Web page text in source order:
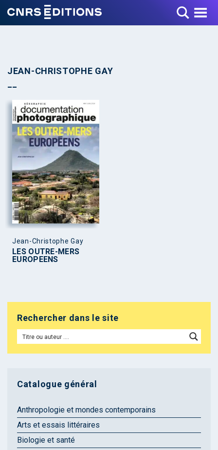
Toggle Menu
JEAN-CHRISTOPHE GAY
Jean-Christophe Gay
LES OUTRE-MERS
EUROPEENS
Rechercher dans le site
Catalogue général
Anthropologie et mondes contemporains
Arts et essais littéraires
Biologie et santé